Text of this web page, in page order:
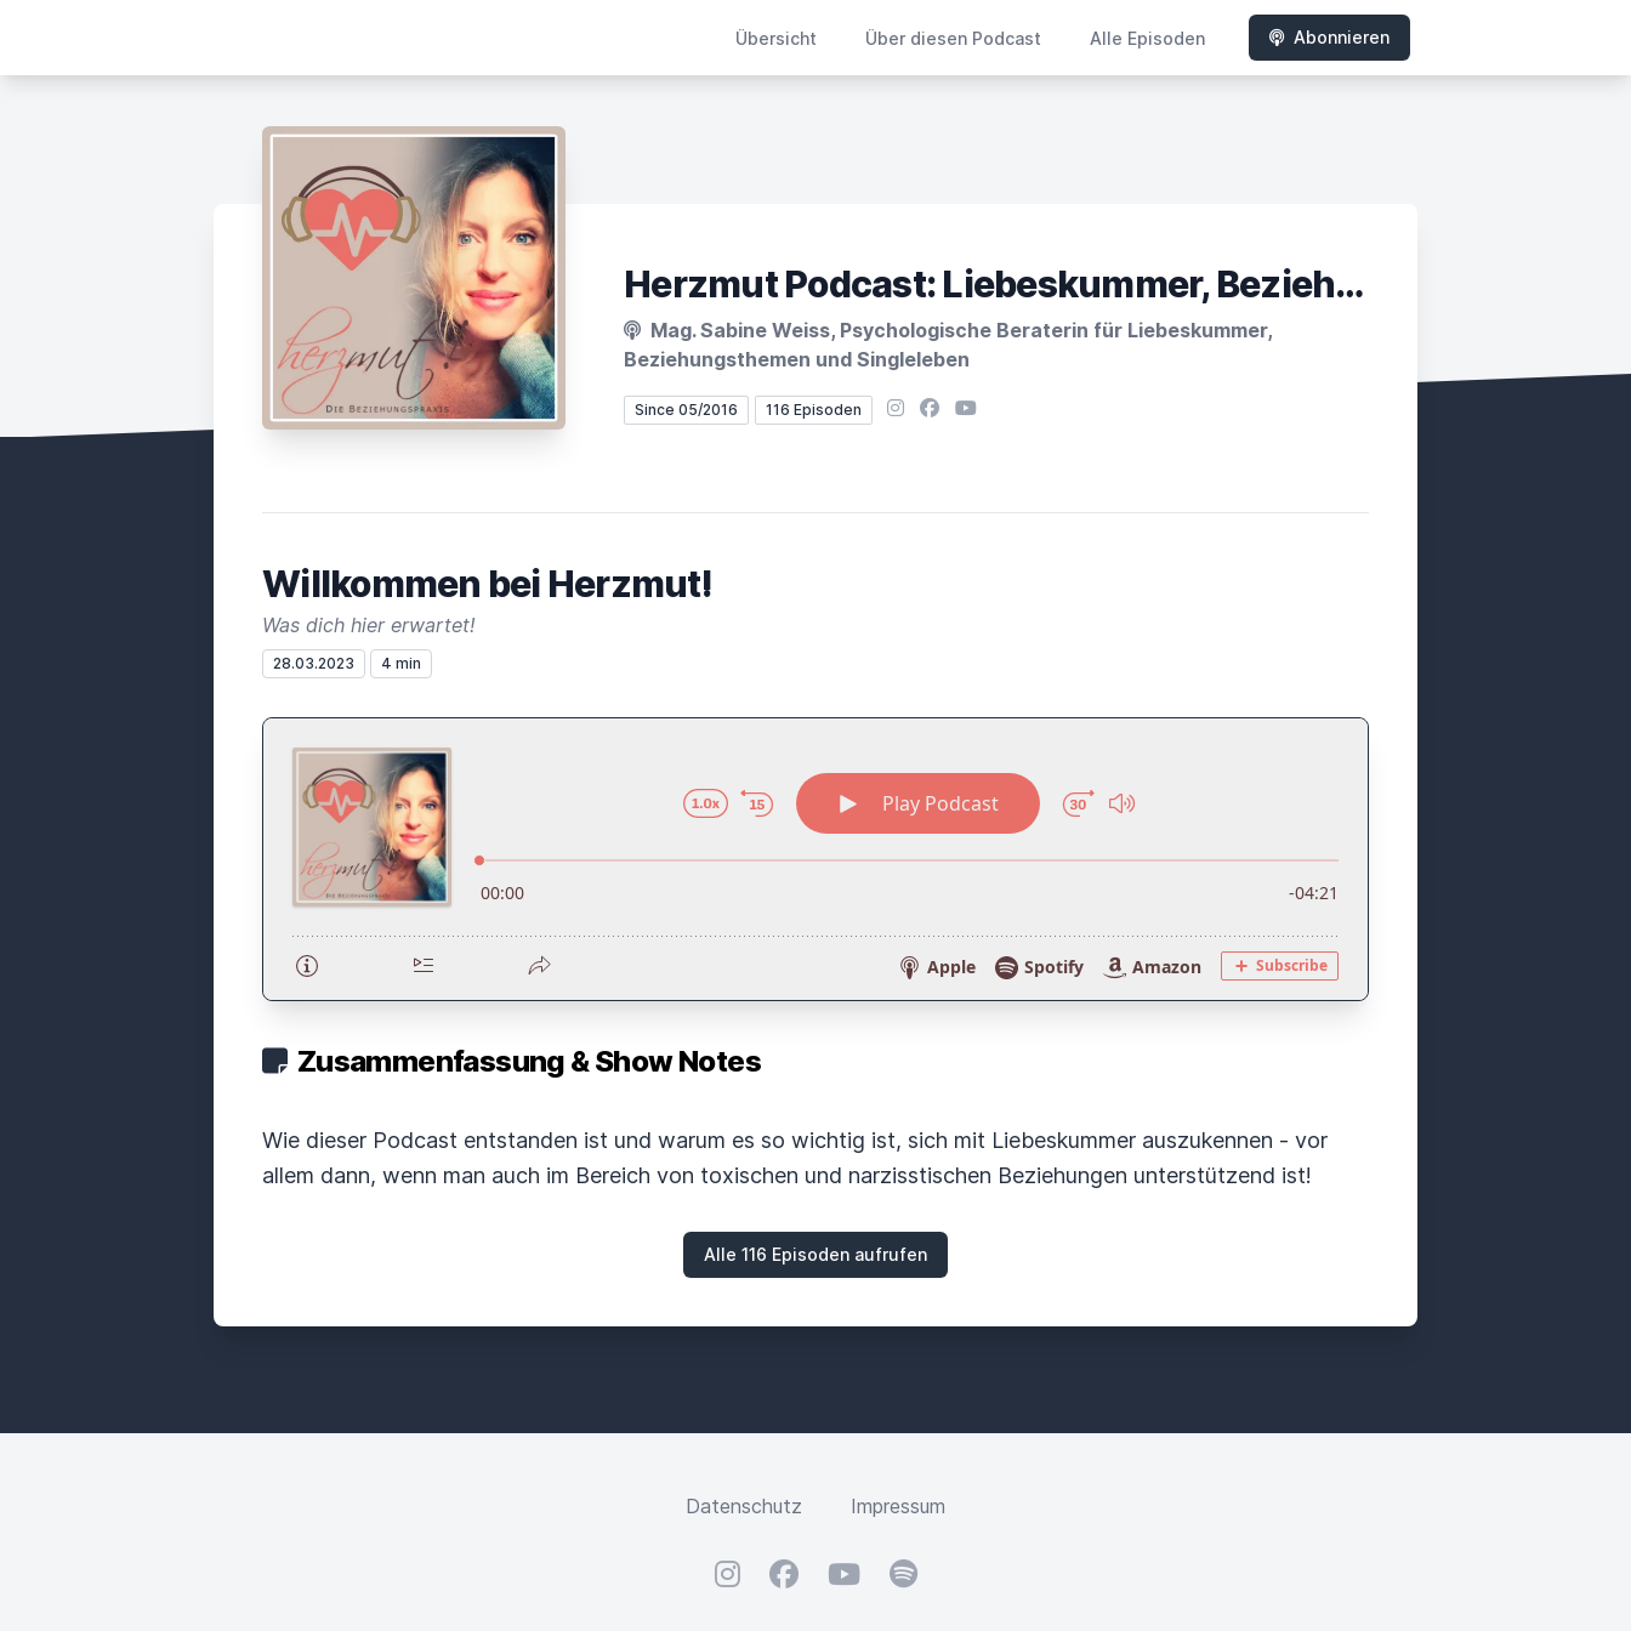
Übersicht Über diesen Podcast Alle Episoden Abonnieren
Herzmut Podcast: Liebeskummer, Beziehungsthemen und Singleleben
Mag. Sabine Weiss, Psychologische Beraterin für Liebeskummer,
Beziehungsthemen und Singleleben
Since 05/2016 116 Episoden Instagram
Facebook
YouTube
Willkommen bei Herzmut!
Was dich hier erwartet!
28.03.2023 4 min
Zusammenfassung & Show Notes
Wie dieser Podcast entstanden ist und warum es so wichtig ist, sich mit Liebeskummer auszukennen - vor
allem dann, wenn man auch im Bereich von toxischen und narzisstischen Beziehungen unterstützend ist!
Alle 116 Episoden aufrufen
Datenschutz Impressum
InstagramFacebookYouTubeSpotify